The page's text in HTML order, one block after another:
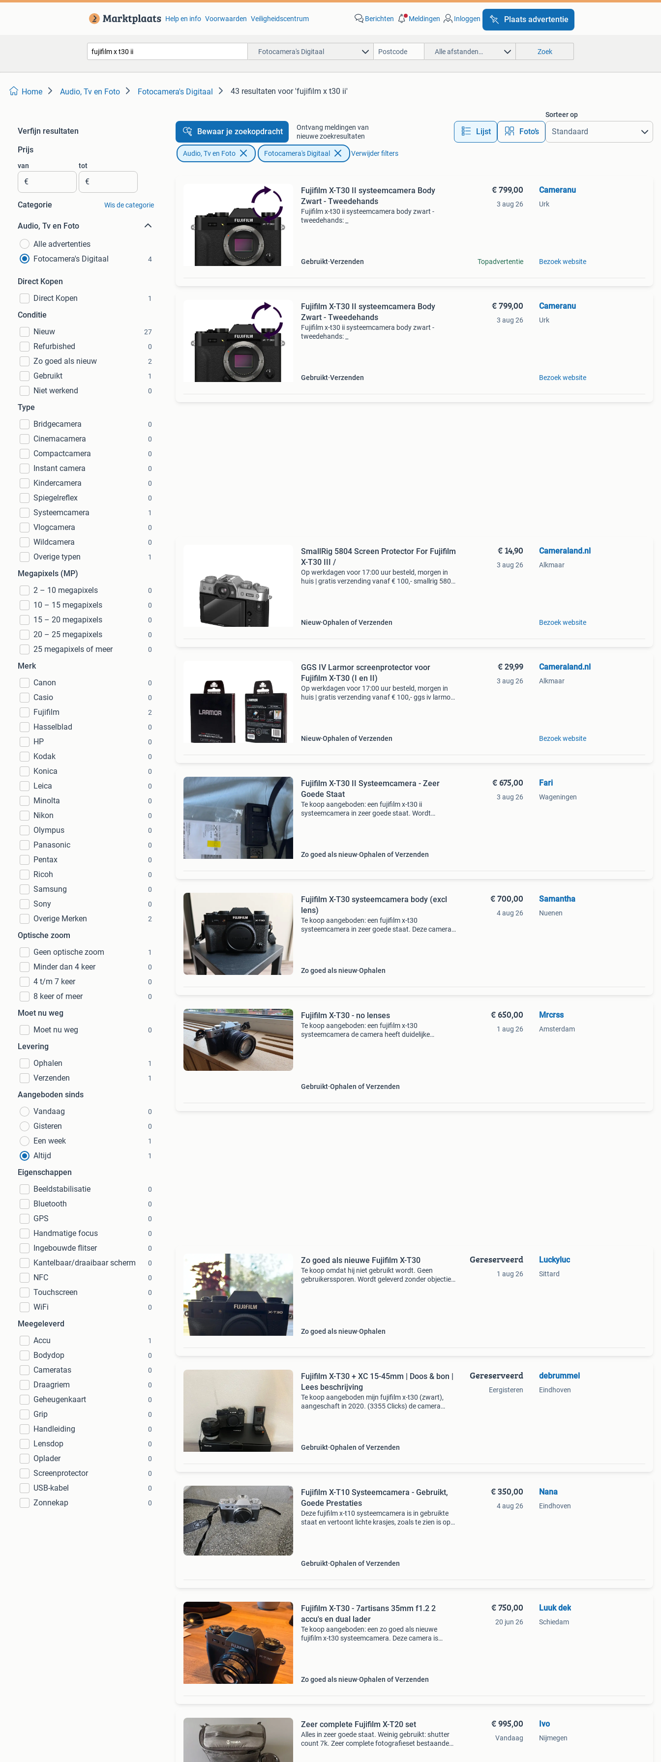
Help en info Voorwaarden Veiligheidscentrum Berichten Meldingen Inloggen Plaats advertentie
Fotocamera's Digitaal Alle afstanden… Zoek
Home Audio, Tv en Foto Fotocamera's Digitaal 43 resultaten voor 'fujifilm x t30 ii'
Verfijn resultaten
Prijs
van
€
tot
€
Categorie Wis de categorie
Audio, Tv en Foto
Alle advertenties
Fotocamera's Digitaal
4
Direct Kopen
Direct Kopen
1
Conditie
Nieuw
27
Refurbished 0
Zo goed als nieuw 2
Gebruikt 1
Niet werkend 0
Type
Bridgecamera
0
Cinemacamera 0
Compactcamera 0
Instant camera 0
Kindercamera 0
Spiegelreflex 0
Systeemcamera 1
Vlogcamera 0
Wildcamera 0
Overige typen 1
Megapixels (MP)
2 – 10 megapixels
0
10 – 15 megapixels 0
15 – 20 megapixels 0
20 – 25 megapixels 0
25 megapixels of meer 0
Merk
Canon
0
Casio 0
Fujifilm 2
Hasselblad 0
HP 0
Kodak 0
Konica 0
Leica 0
Minolta 0
Nikon 0
Olympus 0
Panasonic 0
Pentax 0
Ricoh 0
Samsung 0
Sony 0
Overige Merken 2
Optische zoom
Geen optische zoom
1
Minder dan 4 keer 0
4 t/m 7 keer 0
8 keer of meer 0
Moet nu weg
Moet nu weg
0
Levering
Ophalen
1
Verzenden 1
Aangeboden sinds
Vandaag
0
Gisteren 0
Een week 1
Altijd 1
Eigenschappen
Beeldstabilisatie
0
Bluetooth 0
GPS 0
Handmatige focus 0
Ingebouwde flitser 0
Kantelbaar/draaibaar scherm 0
NFC 0
Touchscreen 0
WiFi 0
Meegeleverd
Accu
1
Bodydop 0
Cameratas 0
Draagriem 0
Geheugenkaart 0
Grip 0
Handleiding 0
Lensdop 0
Oplader 0
Screenprotector 0
USB-kabel 0
Zonnekap 0
Bewaar je zoekopdracht
Ontvang meldingen van
nieuwe zoekresultaten
Lijst Foto’s
Sorteer op
Audio, Tv en Foto Fotocamera's Digitaal Verwijder filters
Fujifilm X-T30 II systeemcamera Body
Zwart - Tweedehands
Fujifilm x-t30 ii systeemcamera body zwart -
tweedehands: _
Gebruikt Verzenden
€ 799,00
3 aug 26
Topadvertentie
Cameranu
Urk
Bezoek website
Fujifilm X-T30 II systeemcamera Body
Zwart - Tweedehands
Fujifilm x-t30 ii systeemcamera body zwart -
tweedehands: _
Gebruikt Verzenden
€ 799,00
3 aug 26
Cameranu
Urk
Bezoek website
SmallRig 5804 Screen Protector For Fujifilm
X-T30 III /
Op werkdagen voor 17:00 uur besteld, morgen in
huis | gratis verzending vanaf € 100,- smallrig 5804
Nieuw Ophalen of Verzenden
€ 14,90
3 aug 26
Cameraland.nl
Alkmaar
Bezoek website
GGS IV Larmor screenprotector voor
Fujifilm X-T30 (I en II)
Op werkdagen voor 17:00 uur besteld, morgen in
huis | gratis verzending vanaf € 100,- ggs iv larmor
Nieuw Ophalen of Verzenden
€ 29,99
3 aug 26
Cameraland.nl
Alkmaar
Bezoek website
Fujifilm X-T30 II Systeemcamera - Zeer
Goede Staat
Te koop aangeboden: een fujifilm x-t30 ii
systeemcamera in zeer goede staat. Wordt
Zo goed als nieuw Ophalen of Verzenden
€ 675,00
3 aug 26
Fari
Wageningen
Fujifilm X-T30 systeemcamera body (excl
lens)
Te koop aangeboden: een fujifilm x-t30
systeemcamera in zeer goede staat. Deze camera
Zo goed als nieuw Ophalen
€ 700,00
4 aug 26
Samantha
Nuenen
Fujifilm X-T30 - no lenses
Te koop aangeboden: een fujifilm x-t30
systeemcamera de camera heeft duidelijke
Gebruikt Ophalen of Verzenden
€ 650,00
1 aug 26
Mrcrss
Amsterdam
Zo goed als nieuwe Fujifilm X-T30
Te koop omdat hij niet gebruikt wordt. Geen
gebruikerssporen. Wordt geleverd zonder objectief.
Zo goed als nieuw Ophalen
Gereserveerd
1 aug 26
Luckyluc
Sittard
Fujifilm X-T30 + XC 15-45mm | Doos & bon |
Lees beschrijving
Te koop aangeboden mijn fujifilm x-t30 (zwart),
aangeschaft in 2020. (3355 Clicks) de camera
Gebruikt Ophalen of Verzenden
Gereserveerd
Eergisteren
debrummel
Eindhoven
Fujifilm X-T10 Systeemcamera - Gebruikt,
Goede Prestaties
Deze fujifilm x-t10 systeemcamera is in gebruikte
staat en vertoont lichte krasjes, zoals te zien is op
Gebruikt Ophalen of Verzenden
€ 350,00
4 aug 26
Nana
Eindhoven
Fujifilm X-T30 - 7artisans 35mm f1.2 2
accu's en dual lader
Te koop aangeboden: een zo goed als nieuwe
fujifilm x-t30 systeemcamera. Deze camera is
Zo goed als nieuw Ophalen of Verzenden
€ 750,00
20 jun 26
Luuk dek
Schiedam
Zeer complete Fujifilm X-T20 set
Alles in zeer goede staat. Weinig gebruikt: shutter
count 7k. Zeer complete fotografieset bestaande
€ 995,00
Vandaag
Ivo
Nijmegen